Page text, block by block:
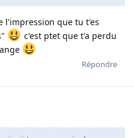
l'impression que tu t'es
c'est ptet que t'a perdu
Répondre